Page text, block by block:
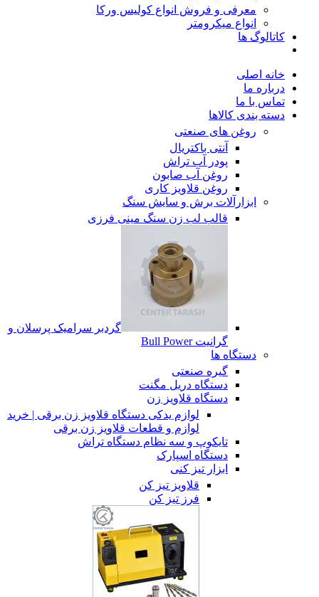
معرفی و فروش انواع کولیس ورکا
انواع میکرومتر
کاتالوگ ها
خانه اصلی
درباره ما
تماس با ما
دسته بندی کالاها
روغن های صنعتی
آنتی باکتریال
پودر آب تراش
روغن آب صابون
روغن قلاویز کاری
ابزارآلات برش و سایش سنگ
قالب لب زن سنگ مینی فرزی
گردبر سرامیک پرسلان و
گرانیت Bull Power
دستگاه ها
گیره صنعتی
دستگاه دریل مگنت
دستگاه قلاویز زن
لوازم یدکی دستگاه قلاویز زن برقی | خرید
لوازم و قطعات قلاویز زن برقی
تایکوپ و سه نظام دستگاه تراش
دستگاه اسپارک
ابزار تیز کنی
قلاویز تیز کن
فرز تیز کن